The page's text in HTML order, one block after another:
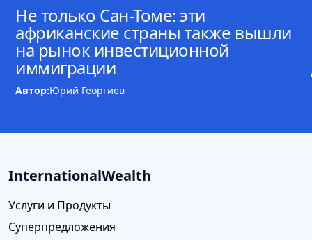
Не только Сан-Томе: эти
африканские страны также вышли
на рынок инвестиционной
иммиграции
Автор:Юрий Георгиев
InternationalWealth
Услуги и Продукты
Суперпредложения